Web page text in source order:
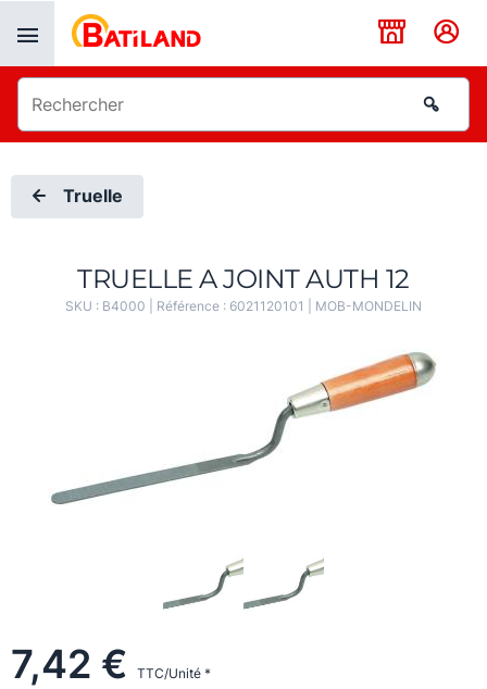
Truelle
TRUELLE A JOINT AUTH 12
SKU : B4000 | Référence : 6021120101 MOB-MONDELIN
7,42 €
TTC/Unité *
Panneau de gestion des cookies